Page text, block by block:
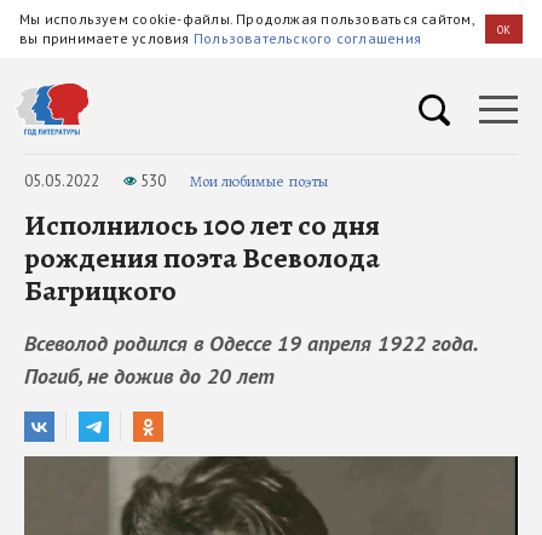
Мы используем cookie-файлы. Продолжая пользоваться сайтом,
вы принимаете условия Пользовательского соглашения OK
05.05.2022 530 Мои любимые поэты
Исполнилось 100 лет со дня
рождения поэта Всеволода
Багрицкого
Всеволод родился в Одессе 19 апреля 1922 года.
Погиб, не дожив до 20 лет